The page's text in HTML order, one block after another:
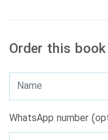
Order this
WhatsApp number